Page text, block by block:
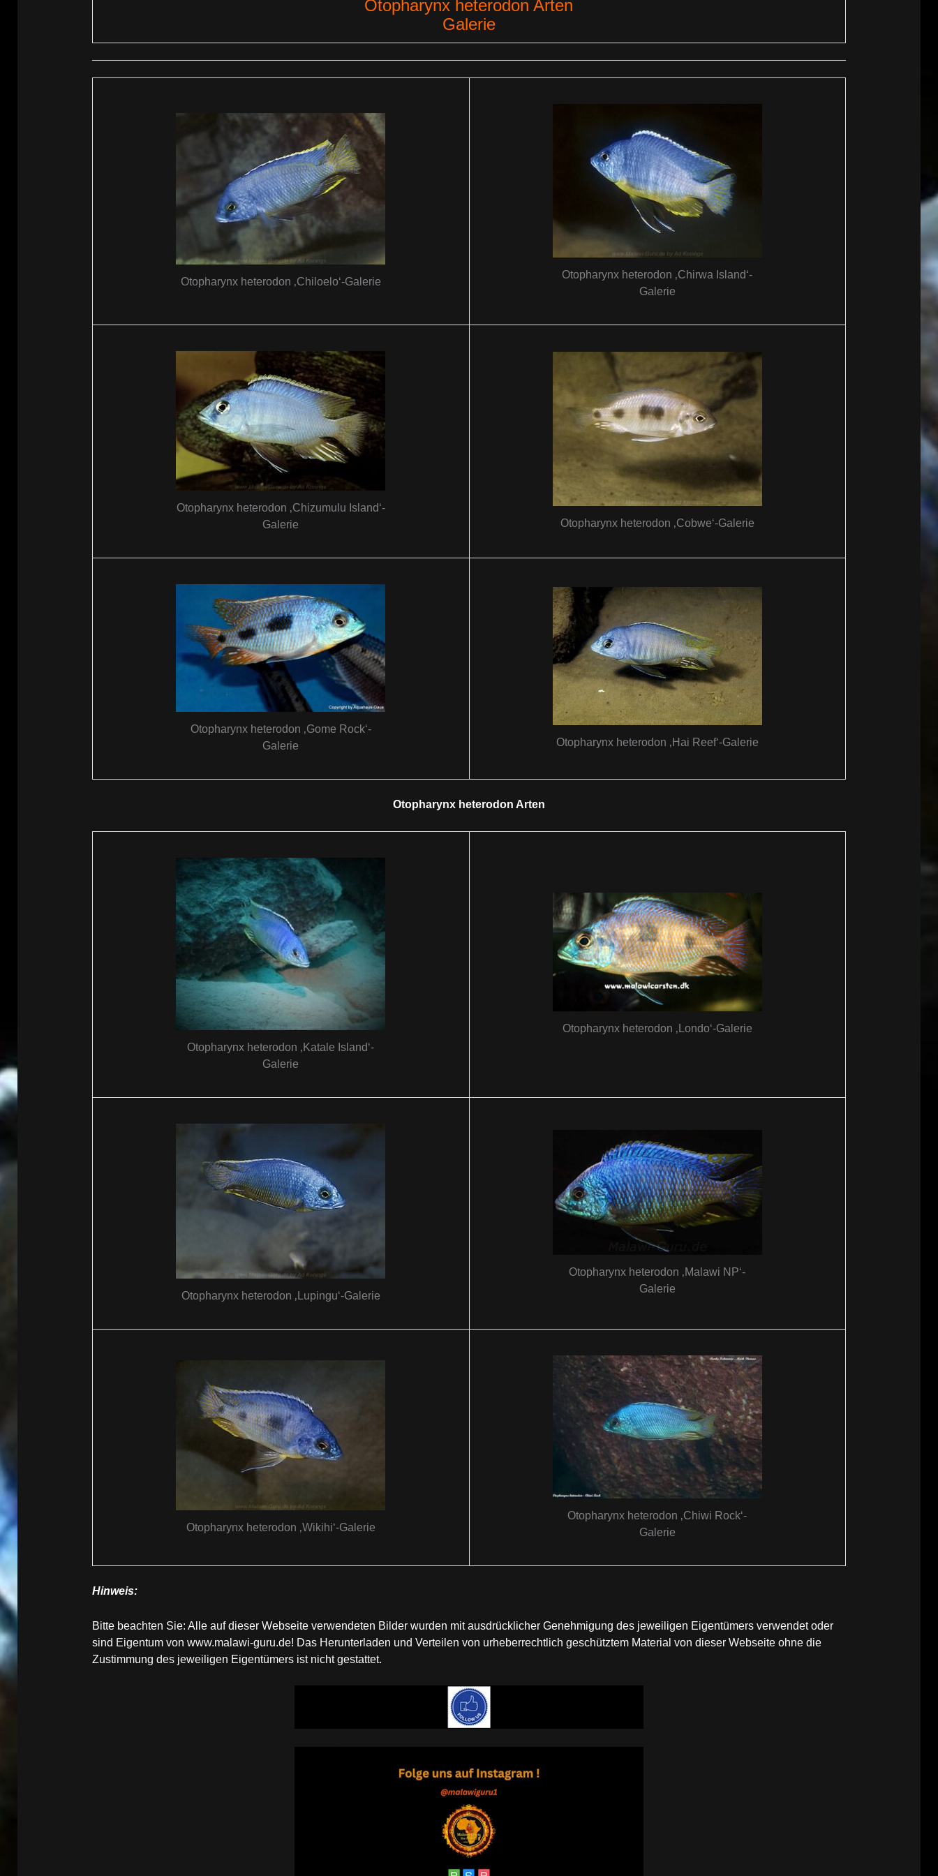
Otopharynx heterodon Arten
Galerie
Otopharynx heterodon ‚Chiloelo‘-Galerie
Otopharynx heterodon ‚Chirwa Island‘-
Galerie
Otopharynx heterodon ‚Chizumulu Island‘-
Galerie
Otopharynx heterodon ‚Cobwe‘-Galerie
Otopharynx heterodon ‚Gome Rock‘-
Galerie
Otopharynx heterodon ‚Hai Reef‘-Galerie
Otopharynx heterodon Arten
Otopharynx heterodon ‚Katale Island‘-
Galerie
Otopharynx heterodon ‚Londo‘-Galerie
Otopharynx heterodon ‚Lupingu‘-Galerie
Otopharynx heterodon ‚Malawi NP‘-
Galerie
Otopharynx heterodon ‚Wikihi‘-Galerie
Otopharynx heterodon ‚Chiwi Rock‘-
Galerie
Hinweis:
Bitte beachten Sie: Alle auf dieser Webseite verwendeten Bilder wurden mit ausdrücklicher Genehmigung des jeweiligen Eigentümers verwendet oder
sind Eigentum von www.malawi-guru.de! Das Herunterladen und Verteilen von urheberrechtlich geschütztem Material von dieser Webseite ohne die
Zustimmung des jeweiligen Eigentümers ist nicht gestattet.